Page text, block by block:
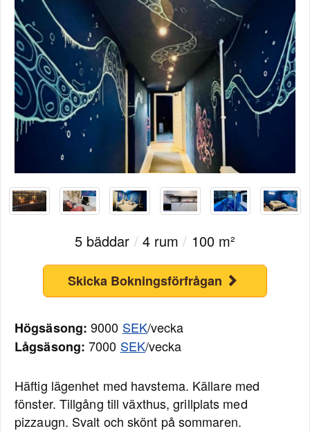
5 bäddar /4 rum/ 100 m²
Skicka Bokningsförfrågan
Högsäsong: 9000 SEK/vecka
Lågsäsong: 7000 SEK/vecka
Häftig lägenhet med havstema. Källare med
fönster. Tillgång till växthus, grillplats med
pizzaugn. Svalt och skönt på sommaren.